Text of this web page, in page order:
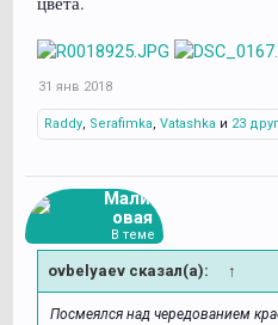
31 янв 2018
Raddy, Serafimka, Vatashka и 23
Малин
овая
В теме
ovbelyaev сказал(а): ↑
Посмеялся над чередованием